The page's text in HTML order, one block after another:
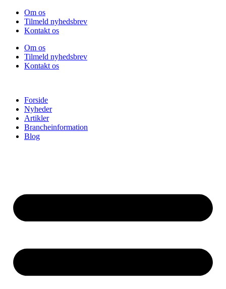
Videre
indhold
Om os
Tilmeld nyhedsbrev
Kontakt os
Om os
Tilmeld nyhedsbrev
Kontakt os
Forside
Nyheder
Artikler
Brancheinformation
Blog